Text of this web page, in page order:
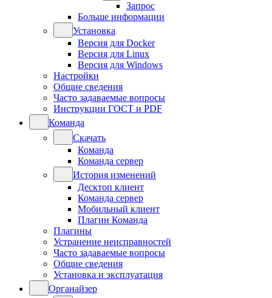
Запрос
Больше информации
Установка
Версия для Docker
Версия для Linux
Версия для Windows
Настройки
Общие сведения
Часто задаваемые вопросы
Инструкции ГОСТ и PDF
Команда
Скачать
Команда
Команда сервер
История изменений
Десктоп клиент
Команда сервер
Мобильный клиент
Плагин Команда
Плагины
Устранение неисправностей
Часто задаваемые вопросы
Общие сведения
Установка и эксплуатация
Органайзер